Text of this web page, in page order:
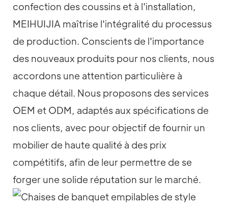
confection des coussins et à l'installation,
MEIHUIJIA maîtrise l'intégralité du processus
de production. Conscients de l'importance
des nouveaux produits pour nos clients, nous
accordons une attention particulière à
chaque détail. Nous proposons des services
OEM et ODM, adaptés aux spécifications de
nos clients, avec pour objectif de fournir un
mobilier de haute qualité à des prix
compétitifs, afin de leur permettre de se
forger une solide réputation sur le marché.